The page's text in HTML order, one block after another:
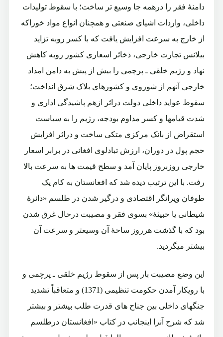
دامنۀ فقر را درهمه جا وسیع تر ساخت؛ با سقوط تولیدات
داخلی، واردات اشیای صنعتی و همچنان انواع مواد خوراکه
از خارج به سرعت افزایش یافت که با کسر روبه تزاید
بیلانس تجارت خارجی، ذخائر اسعاری کشور روبه کاهش
نهاد و رژیم خلقی ـ پرچمی را بیش از پیش به دامن امداد
خارجی آنهم از شوروی و کشورهای بلاک شرق انداخت؛
سقوط عواید داخلی دولت دراثر ازهم پاشیدگی اداری و
شدت قیامها و کسر مداوم بودجه، رژیم را به سیاست
استقراض از بانک مرکزی متکی ساخت و دراثر افزایش
حجم پول در دوران، ارزش تبادلوی افغانی در برابر اسعار
خارجی روزبروز پایان آمد و سطح قیمت ها به سرعت بالا
رفت. با این ترتیب دیده شد که افغانستان به کام یک
طوفان ویرانگر اقتصادی و درگیر شدن در طلسم «دائرۀ
شیطانی یا خبیثۀ» بسوی فقر و مصیبت درحال غرق شدن
بود که با گذشت هرروز ساحۀ آن وسیعتر و سرعت آن
بیشتر میگردید.
این وضع مصیبت بار پس از سقوط رژیم خلقی ـ پرچمی و
با رویکار آمدن حکومت تنظیمی (1371) و متعاقباً تشدید
جنگهای داخلی بین جناح های قدرت طلب بیشتر و بیشتر
شد که شرح آنرا اینجانب در کتاب «افغانستان درطلسم